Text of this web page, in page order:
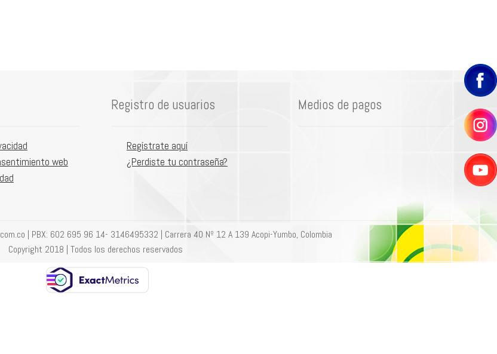
web
Registro de usuarios
Regístrate aquí
¿Perdiste tu contraseña?
Medios de pagos
| PBX: 602 695 96 14- 3146495332 | Carrera 40 Nº 12 A 139 Acopi-Yumbo, Colombia
Copyright 2018 | Todos los derechos reservados